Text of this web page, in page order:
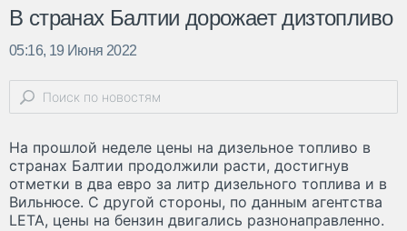
В странах Балтии дорожает дизтопливо
05:16, 19 Июня 2022
На прошлой неделе цены на дизельное топливо в
странах Балтии продолжили расти, достигнув
отметки в два евро за литр дизельного топлива и в
Вильнюсе. С другой стороны, по данным агентства
LETA, цены на бензин двигались разнонаправленно.